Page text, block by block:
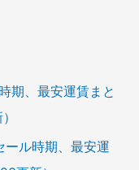
期、最安運賃まと
ル時期、最安運